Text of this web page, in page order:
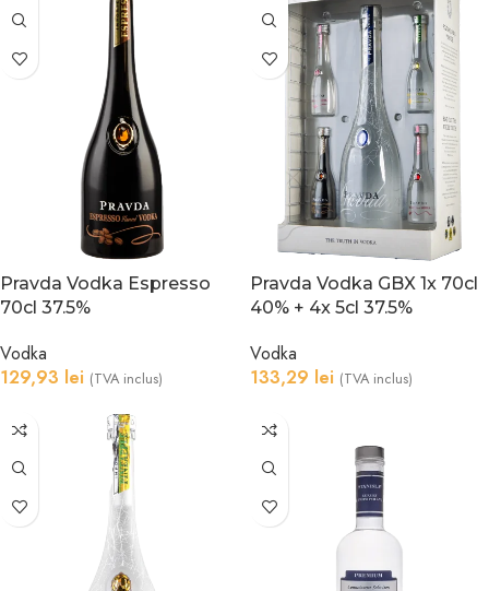
Pravda Vodka Espresso
70cl 37.5%
Vodka
129,93 lei (TVA inclus)
Pravda Vodka GBX 1x 70cl
40% + 4x 5cl 37.5%
Vodka
133,29 lei (TVA inclus)